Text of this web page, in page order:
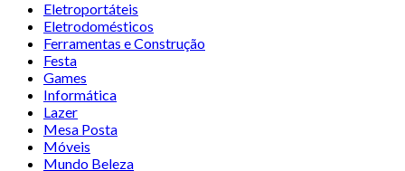
Eletroportáteis
Eletrodomésticos
Ferramentas e Construção
Festa
Games
Informática
Lazer
Mesa Posta
Móveis
Mundo Beleza